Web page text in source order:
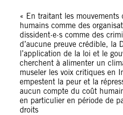
« En traitant les mouvements
humains comme des
dissident·e·s comme des
d’aucune preuve crédible, la
l’application de la loi et le
cherchent à alimenter un
museler les voix critiques en
empestent la peur et la
aucun compte du coût
en particulier en période de
droits